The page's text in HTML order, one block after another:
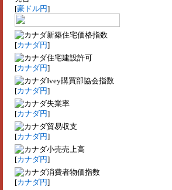
[豪ドル円]
新築住宅価格指数
[カナダ円]
住宅建設許可
[カナダ円]
Ivey購買部協会指数
[カナダ円]
失業率
[カナダ円]
貿易収支
[カナダ円]
小売売上高
[カナダ円]
消費者物価指数
[カナダ円]